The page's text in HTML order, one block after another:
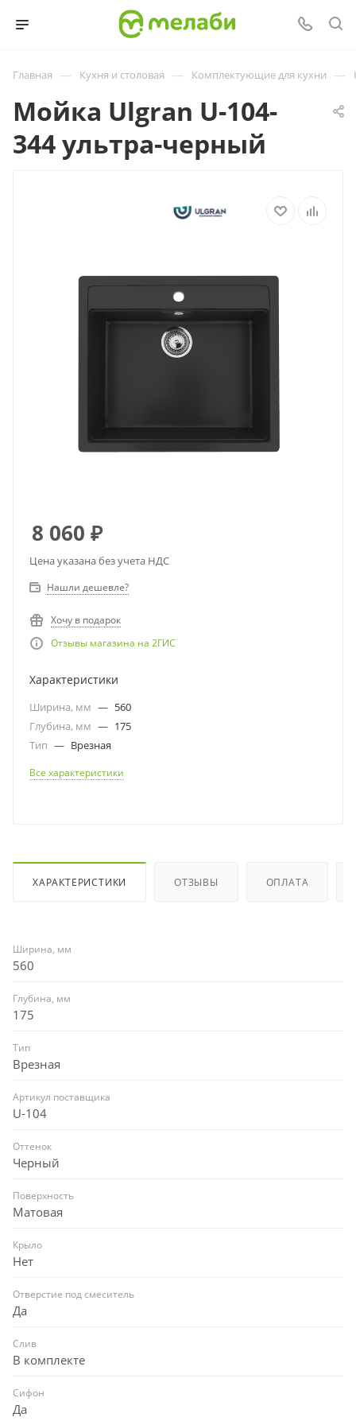
Главная — Кухня и столовая — Комплектующие для кухни —
Мойка Ulgran U-104-
344 ультра-черный
8 060 ₽
Цена указана без учета НДС
Нашли дешевле?
Хочу в подарок
Отзывы магазина на 2ГИС
Характеристики
Ширина, мм — 560
Глубина, мм — 175
Тип — Врезная
Все характеристики
ХАРАКТЕРИСТИКИ ОТЗЫВЫ ОПЛАТА
Ширина, мм
560
Глубина, мм
175
Тип
Врезная
Артикул поставщика
U-104
Оттенок
Черный
Поверхность
Матовая
Крыло
Нет
Отверстие под смеситель
Да
Слив
В комплекте
Сифон
Да